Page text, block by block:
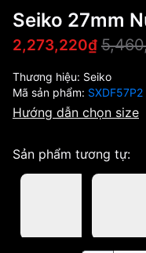
Seiko 27mm
2,273,220₫
Thương hiệu: Seiko
Mã sản phẩm: SXDF57P2
Hướng dẫn chọn size
Sản phẩm tương tự: